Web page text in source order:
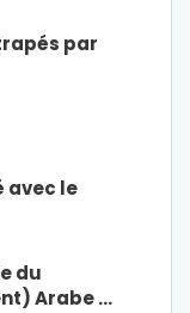
par
avec le
du
Arabe …